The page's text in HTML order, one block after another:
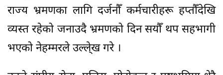
राज्य भ्रमणका लागि दर्जनौँ कर्मचारीहरू हप्तौँदेखि
व्यस्त रहेको जनाउदै भ्रमणको दिन सयौँ थप सहभागी
भएको नेहम्मरले उल्ले्ख गरे ।